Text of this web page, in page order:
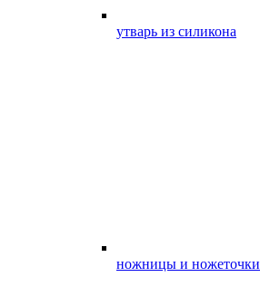
утварь из силикона
ножницы и ножеточки